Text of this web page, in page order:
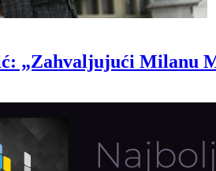
„Zahvaljujući Milanu